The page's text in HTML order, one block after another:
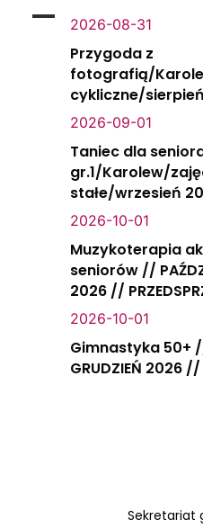
2026-08-31
Przygoda z
fotografią/
cykliczne/
2026-09-01
Taniec dla
gr.1/Karolew/
stałe/wrzesień
2026-10-01
Muzykoterapia
seniorów //
2026 //
2026-10-01
Gimnastyka 50+
GRUDZIEŃ 2026 //
Sekretariat